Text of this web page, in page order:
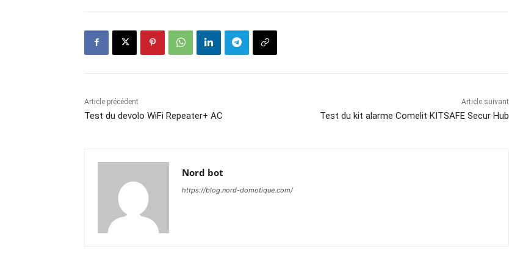
Article précédent
Test du devolo WiFi Repeater+ AC
Article suivant
Test du kit alarme Comelit KITSAFE Secur Hub
Nord bot
https://blog.nord-domotique.com/